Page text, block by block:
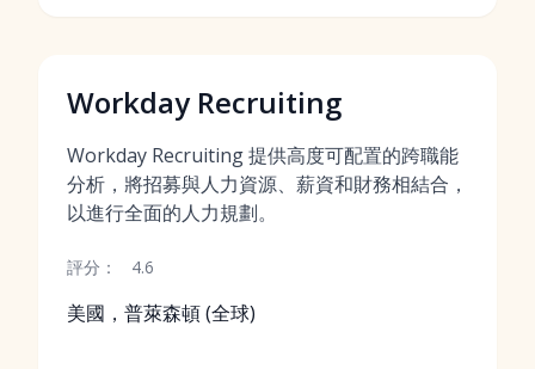
Workday Recruiting
Workday Recruiting 提供高度可配置的跨職能
分析，將招募與人力資源、薪資和財務相結合，
以進行全面的人力規劃。
評分： 4.6
美國，普萊森頓 (全球)